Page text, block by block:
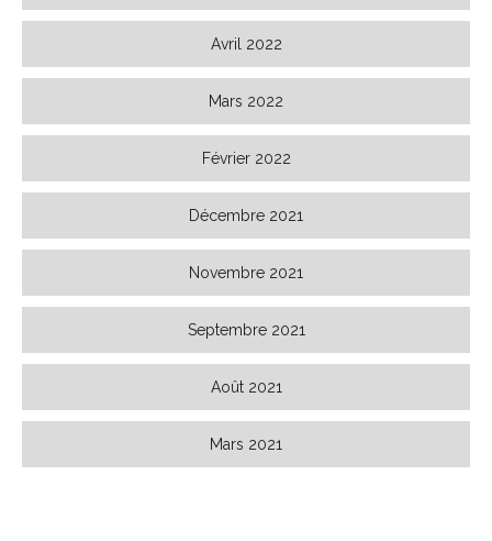
Avril 2022
Mars 2022
Février 2022
Décembre 2021
Novembre 2021
Septembre 2021
Août 2021
Mars 2021